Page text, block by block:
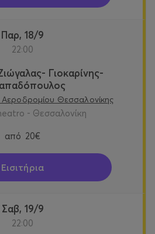
Παρ, 18/9
22:00
Γιοκαρίνης-
Θεσσαλονίκης
- Θεσσαλονίκη
από 20€
Εισιτήρια
Σαβ, 19/9
22:00